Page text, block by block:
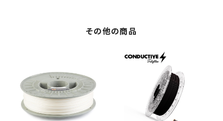
その他の商品